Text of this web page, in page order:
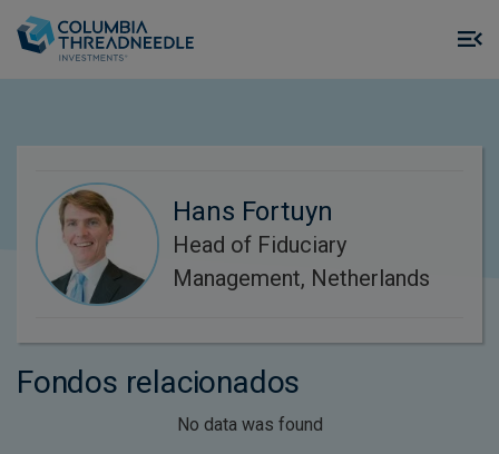
Hans Fortuyn
Head of Fiduciary
Management, Netherlands
Fondos relacionados
No data was found